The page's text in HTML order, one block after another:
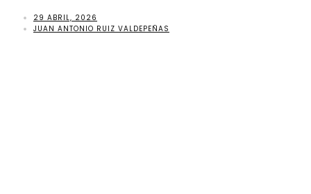
29 ABRIL, 2026
JUAN ANTONIO RUIZ VALDEPEÑAS